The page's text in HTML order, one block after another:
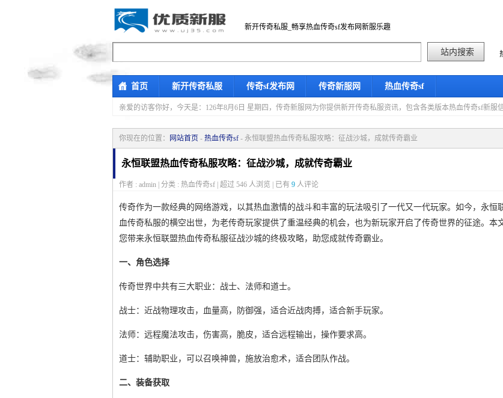
新开传奇私服_畅享热血传奇sf发布网新服乐趣
首页 新开传奇私服 传奇sf发布网 传奇新服网 热血传奇sf
亲爱的访客你好， 今天是：126年8月6日 星期四，传奇新服网为你提供新开传奇私服资讯，包含各类版本热血传奇sf新服
你现在的位置： 网站首页 - 热血传奇sf - 永恒联盟热血传奇私服攻略：征战沙城，成就传奇霸业
永恒联盟热血传奇私服攻略：征战沙城，成就传奇霸业
作者 : admin | 分类 : 热血传奇sf | 超过 546 人浏览 | 已有 9 人评论
传奇作为一款经典的网络游戏，以其热血激情的战斗和丰富的玩法吸引了一代又一代玩家。如今，永恒
血传奇私服的横空出世，为老传奇玩家提供了重温经典的机会，也为新玩家开启了传奇世界的征途。本
您带来永恒联盟热血传奇私服征战沙城的终极攻略，助您成就传奇霸业。
一、角色选择
传奇世界中共有三大职业：战士、法师和道士。
战士：近战物理攻击，血量高，防御强，适合近战肉搏，适合新手玩家。
法师：远程魔法攻击，伤害高，脆皮，适合远程输出，操作要求高。
道士：辅助职业，可以召唤神兽，施放治愈术，适合团队作战。
二、装备获取